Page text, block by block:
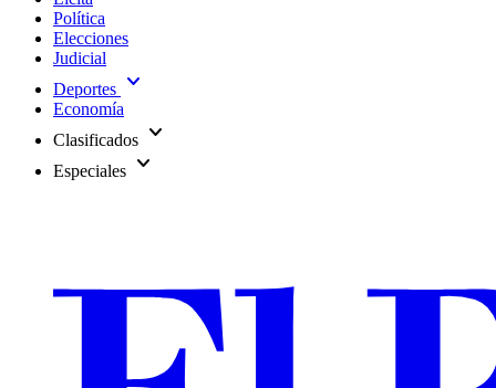
Política
Elecciones
Judicial
Deportes expand_more
Economía
Clasificados expand_more
Especiales expand_more